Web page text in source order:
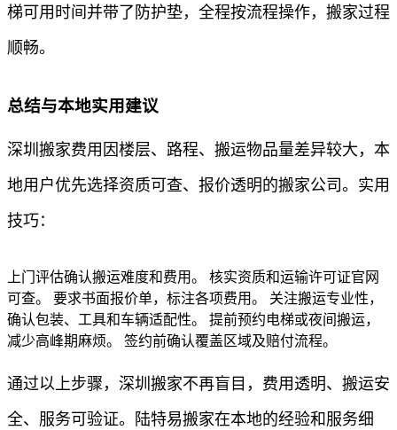
梯可用时间并带了防护垫，全程按流程操作，搬家过程
顺畅。
总结与本地实用建议
深圳搬家费用因楼层、路程、搬运物品量差异较大，本
地用户优先选择资质可查、报价透明的搬家公司。实用
技巧：
上门评估确认搬运难度和费用。 核实资质和运输许可证官网
可查。 要求书面报价单，标注各项费用。 关注搬运专业性，
确认包装、工具和车辆适配性。 提前预约电梯或夜间搬运，
减少高峰期麻烦。 签约前确认覆盖区域及赔付流程。
通过以上步骤，深圳搬家不再盲目，费用透明、搬运安
全、服务可验证。陆特易搬家在本地的经验和服务细